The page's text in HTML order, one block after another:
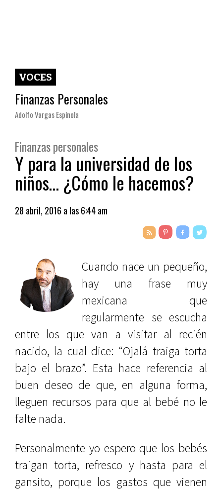
VOCES
Finanzas Personales
Adolfo Vargas Espínola
Finanzas personales
Y para la universidad de los
niños… ¿Cómo le hacemos?
28 abril, 2016 a las 6:44 am
Cuando nace un pequeño,
hay una frase muy
mexicana que
regularmente se escucha
entre los que van a visitar al recién
nacido, la cual dice: “Ojalá traiga torta
bajo el brazo”. Esta hace referencia al
buen deseo de que, en alguna forma,
lleguen recursos para que al bebé no le
falte nada.
Personalmente yo espero que los bebés
traigan torta, refresco y hasta para el
gansito, porque los gastos que vienen